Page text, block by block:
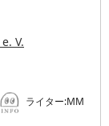
V.
ライター:MM